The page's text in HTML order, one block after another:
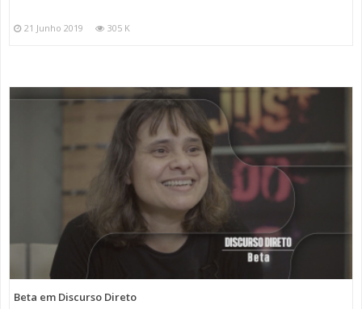
21 Junho 2019 305 K
Beta em Discurso Direto